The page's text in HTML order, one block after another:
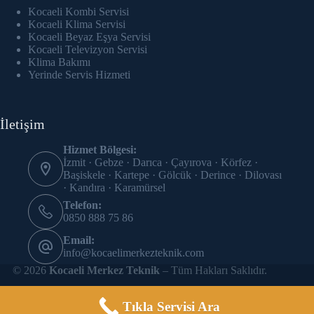
panel
Panel
panel
panel
panel
panel
panel
panel
panel
Kocaeli Kombi Servisi
Kocaeli Klima Servisi
Kocaeli Beyaz Eşya Servisi
Kocaeli Televizyon Servisi
Klima Bakımı
Yerinde Servis Hizmeti
İletişim
Hizmet Bölgesi:
İzmit · Gebze · Darıca · Çayırova · Körfez ·
Başiskele · Kartepe · Gölcük · Derince · Dilovası
· Kandıra · Karamürsel
Telefon:
0850 888 75 86
Email:
info@kocaelimerkezteknik.com
© 2026Kocaeli Merkez Teknik – Tüm Hakları Saklıdır.
Tıkla Servisi Ara